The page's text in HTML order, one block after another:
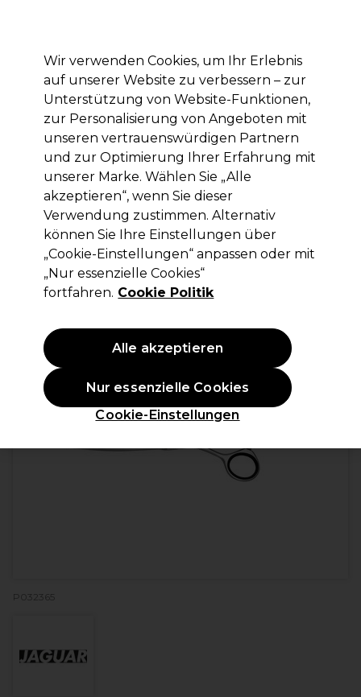
Anmelden
Marken Deals Haare Elektrogeräte Saloneinrichtung
Lieferung und Lieferzeiten
– mehr erfahren
Jaguar
Jaguar Haarschere Off Heron 6.0"
(0)
260,10 €ohne MwSt. (PROFI-PREIS)
309,52 €inkl. MwSt.)
P032365
Wir verwenden Cookies, um Ihr Erlebnis
auf unserer Website zu verbessern – zur
Unterstützung von Website-Funktionen,
zur Personalisierung von Angeboten mit
unseren vertrauenswürdigen Partnern
und zur Optimierung Ihrer Erfahrung mit
unserer Marke. Wählen Sie „Alle
akzeptieren“, wenn Sie dieser
Verwendung zustimmen. Alternativ
können Sie Ihre Einstellungen über
„Cookie-Einstellungen“ anpassen oder mit
„Nur essenzielle Cookies“
fortfahren. Cookie Politik
Cookie-Einstellungen
Nur essenzielle Cookies
Alle akzeptieren